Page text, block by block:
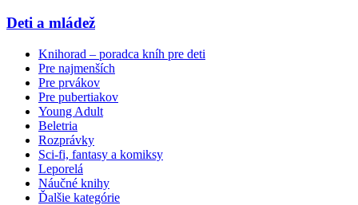
Deti a mládež
Knihorad – poradca kníh pre deti
Pre najmenších
Pre prvákov
Pre pubertiakov
Young Adult
Beletria
Rozprávky
Sci-fi, fantasy a komiksy
Leporelá
Náučné knihy
Ďalšie kategórie